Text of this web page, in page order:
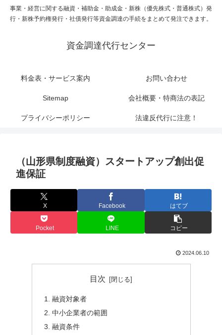
事業・経営に関する融資・補助金・助成金・新株（優先株式・普通株式）発
行・新株予約権発行・社債発行等資金調達の手続をまとめて発注できます。
資金調達代行センター
料金表・サービス案内 お問い合わせ
Sitemap 会社概要・特商法の表記
プライバシーポリシー 法違反代行に注意！
（山形県制度融資）スタートアップ創出促
進保証
X Facebook はてブ
Pocket LINE コピー
2024.06.10
目次
融資対象者
中小企業者の範囲
融資条件